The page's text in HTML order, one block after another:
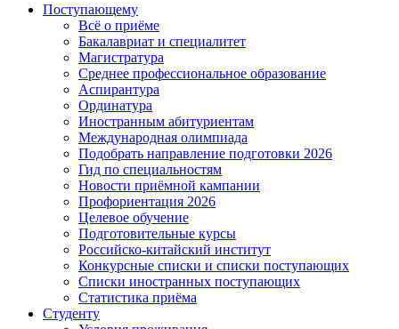
Поступающему
Всё о приёме
Бакалавриат и специалитет
Магистратура
Среднее профессиональное образование
Аспирантура
Ординатура
Иностранным абитуриентам
Международная олимпиада
Подобрать направление подготовки 2026
Гид по специальностям
Новости приёмной кампании
Профориентация 2026
Целевое обучение
Подготовительные курсы
Российско-китайский институт
Конкурсные списки и списки поступающих
Списки иностранных поступающих
Статистика приёма
Студенту